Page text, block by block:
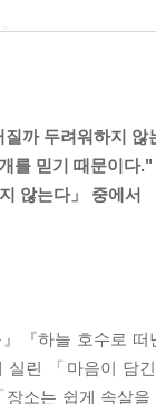
그대가 그것을 얼
것이다.”
면 좋겠다. 나도
게 내려온다. 현
기억하고 스스로
까 두려워하지 않
를 믿기 때문이다."
않는다」 중에서
』『하늘 호수로
실린 「마음이
소는 쉽게 속살